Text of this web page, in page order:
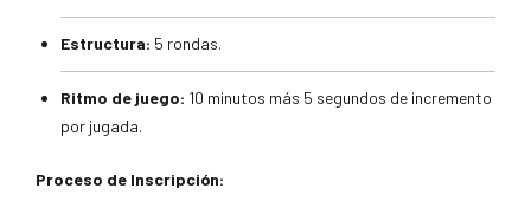
Estructura: 5 rondas.
Ritmo de juego: 10 minutos más 5 segundos de incremento
por jugada.
Proceso de Inscripción: